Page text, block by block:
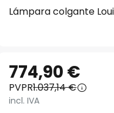
Lámpara colgante
774,90 €
PVPR1.037,14 €
incl. IVA